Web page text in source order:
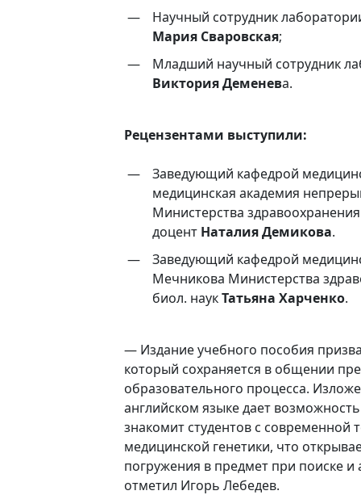
Научный сотрудник
Мария Сваровская;
Младший научный сотрудник
Виктория Деменева.
Рецензентами выступили:
Заведующий кафедрой
медицинская академия
Министерства
доцент Наталия Демикова.
Заведующий кафедрой
Мечникова Министерства
биол. наукТатьяна Харченко.
— Издание учебного пособия
который сохраняется в общении
образовательного процесса.
английском языке дает
знакомит студентов с
медицинской генетики, что
погружения в предмет при поиске
отметил Игорь Лебедев.